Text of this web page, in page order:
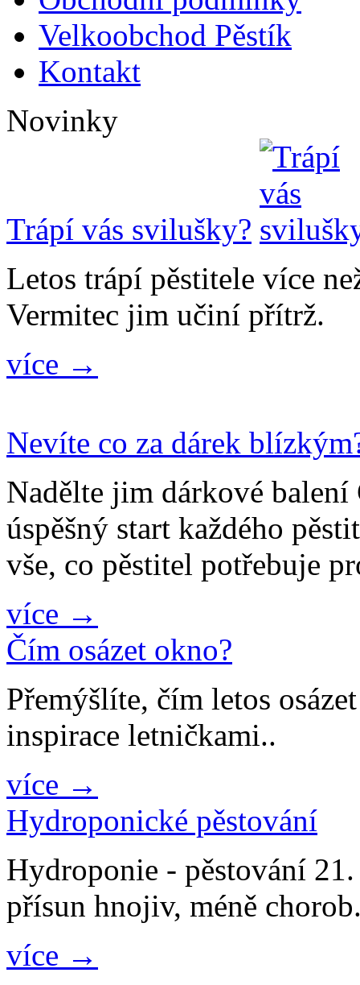
Velkoobchod Pěstík
Kontakt
Novinky
Trápí vás svilušky?
Letos trápí pěstitele více
Vermitec jim učiní přítrž.
více →
Nevíte co za dárek
Nadělte jim dárkové
úspěšný start každého
vše, co pěstitel potřebuje
více →
Čím osázet okno?
Přemýšlíte, čím letos
inspirace letničkami..
více →
Hydroponické pěstování
Hydroponie - pěstování
přísun hnojiv, méně
více →